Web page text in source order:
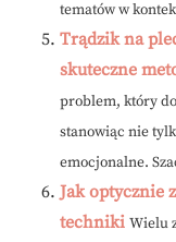
tematów w
Trądzik na
skuteczne
problem, który
stanowiąc nie
emocjonalne.
Jak optycznie
techniki Wielu